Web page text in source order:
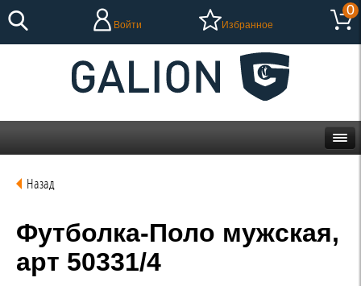
Войти Избранное
0
Назад
Футболка-Поло мужская,
арт 50331/4